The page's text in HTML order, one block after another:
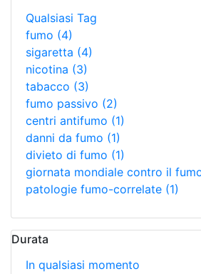
Qualsiasi Tag
fumo (4)
sigaretta (4)
nicotina (3)
tabacco (3)
fumo passivo (2)
centri antifumo (1)
danni da fumo (1)
divieto di fumo (1)
giornata mondiale contro il
patologie fumo-correlate (1)
Durata
In qualsiasi momento